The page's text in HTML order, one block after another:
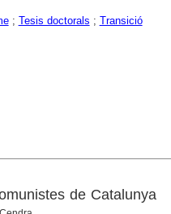
; Tesis doctorals ; Transició
de Catalunya